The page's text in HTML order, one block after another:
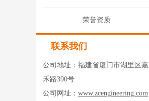
荣誉资质
联系我们
公司地址：福建省厦门市湖里区嘉
禾路390号
公司网址： www.zcengineering.com